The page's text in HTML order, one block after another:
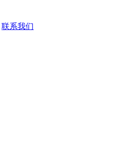
联系我们